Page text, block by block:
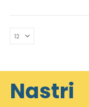
Nastri